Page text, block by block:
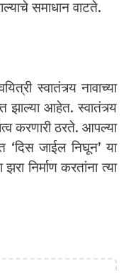
समाधान वाटते.
स्वातंत्र्य नावाच्या
आहेत. स्वातंत्र्य
करणारी ठरते. आपल्या
जाईल निघून’ या
निर्माण करतांना त्या